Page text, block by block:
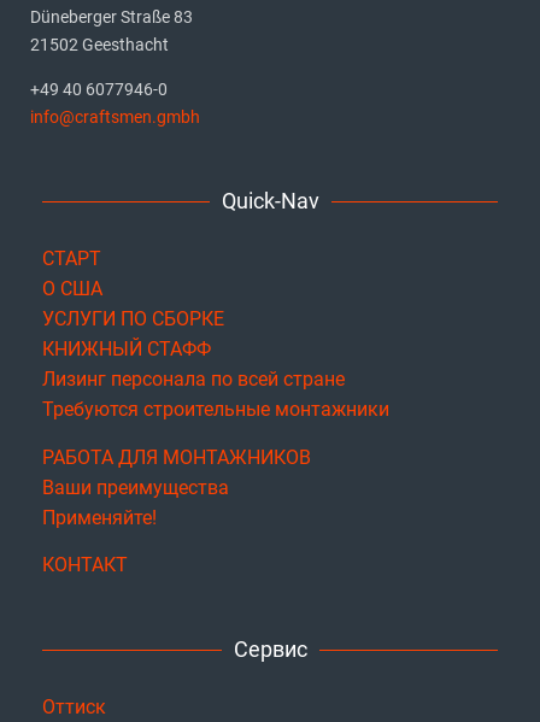
Düneberger Straße 83
21502 Geesthacht
+49 40 6077946-0
info@craftsmen.gmbh
Quick-Nav
СТАРТ
О США
УСЛУГИ ПО СБОРКЕ
КНИЖНЫЙ СТАФФ
Лизинг персонала по всей стране
Требуются строительные монтажники
РАБОТА ДЛЯ МОНТАЖНИКОВ
Ваши преимущества
Применяйте!
КОНТАКТ
Сервис
Оттиск